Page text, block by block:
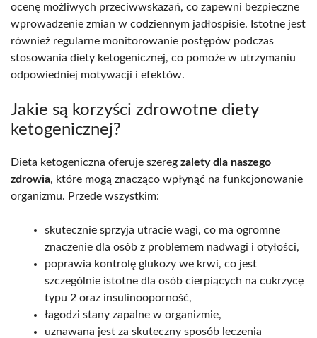
ocenę możliwych przeciwwskazań, co zapewni bezpieczne
wprowadzenie zmian w codziennym jadłospisie. Istotne jest
również regularne monitorowanie postępów podczas
stosowania diety ketogenicznej, co pomoże w utrzymaniu
odpowiedniej motywacji i efektów.
Jakie są korzyści zdrowotne diety
ketogenicznej?
Dieta ketogeniczna oferuje szereg zalety dla naszego
zdrowia, które mogą znacząco wpłynąć na funkcjonowanie
organizmu. Przede wszystkim:
skutecznie sprzyja utracie wagi, co ma ogromne
znaczenie dla osób z problemem nadwagi i otyłości,
poprawia kontrolę glukozy we krwi, co jest
szczególnie istotne dla osób cierpiących na cukrzycę
typu 2 oraz insulinooporność,
łagodzi stany zapalne w organizmie,
uznawana jest za skuteczny sposób leczenia